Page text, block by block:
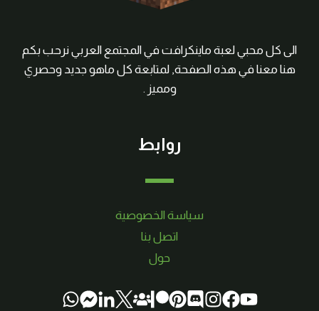
الى كل محبي لعبة ماينكرافت في المجتمع العربي نرحب بكم
هنا معنا في هذه الصفحة, لمتابعة كل ماهو جديد وحصري
ومميز .
روابط
سياسة الخصوصية
اتصل بنا
حول